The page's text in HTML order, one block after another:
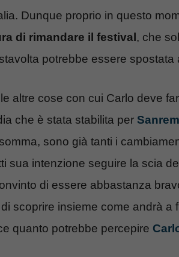
Dunque proprio in questo
di rimandare il festival , che
potrebbe essere spostata
altre cose con cui Carlo deve
che è stata stabilita per
sono già tanti i
sua intenzione seguire la scia
di essere abbastanza
scoprire insieme come andrà
quanto potrebbe percepire